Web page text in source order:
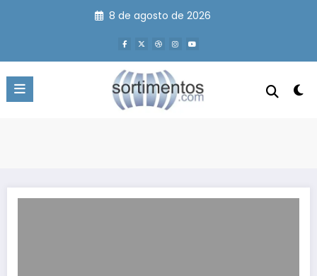
8 de agosto de 2026